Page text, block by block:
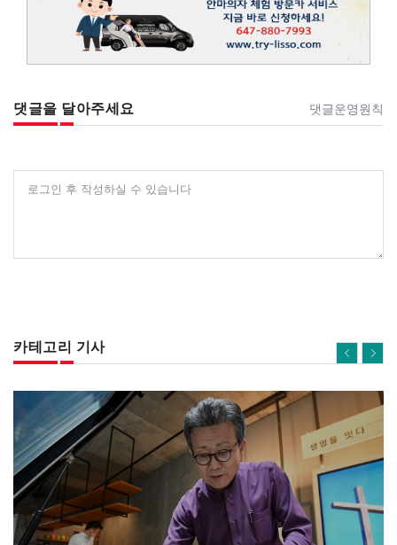
댓글을 달아주세요 댓글운영원칙
로그인 후 작성하실 수 있습니다
카테고리 기사